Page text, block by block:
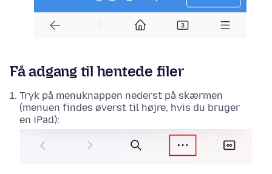
Få adgang til hentede filer
Tryk på menuknappen nederst på skærmen
(menuen findes øverst til højre, hvis du bruger
en iPad):